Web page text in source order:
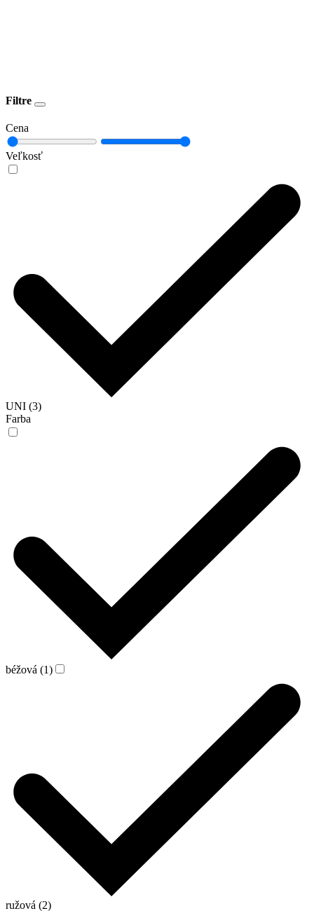
Filtre
Cena
Veľkosť
UNI (3)
Farba
béžová (1)
ružová (2)